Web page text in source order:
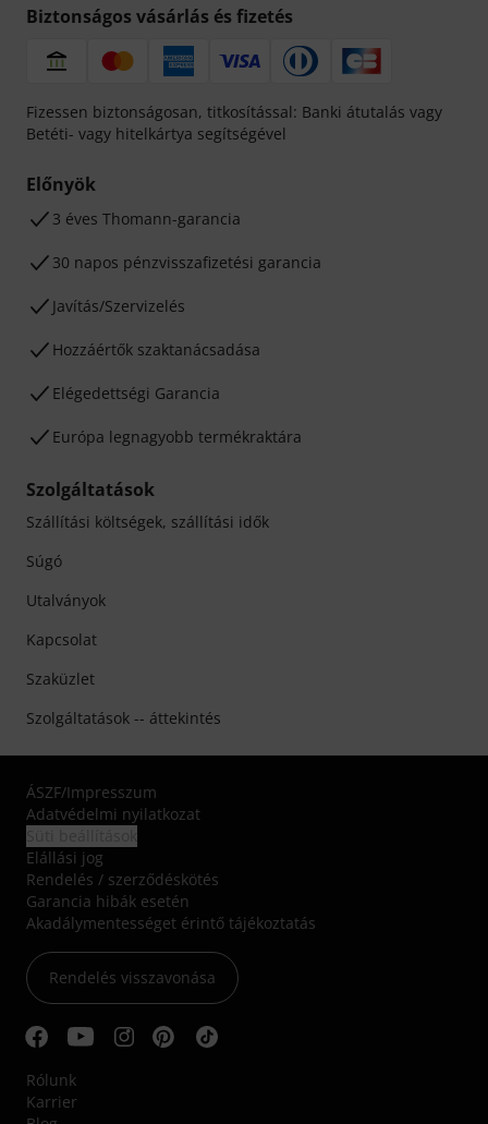
Biztonságos vásárlás és fizetés
Fizessen biztonságosan, titkosítással: Banki átutalás vagy
Betéti- vagy hitelkártya segítségével
Előnyök
3 éves Thomann-garancia
30 napos pénzvisszafizetési garancia
Javítás/Szervizelés
Hozzáértők szaktanácsadása
Elégedettségi Garancia
Európa legnagyobb termékraktára
Szolgáltatások
Szállítási költségek, szállítási idők
Súgó
Utalványok
Kapcsolat
Szaküzlet
Szolgáltatások -- áttekintés
ÁSZF/Impresszum
Adatvédelmi nyilatkozat
Elállási jog
Rendelés / szerződéskötés
Garancia hibák esetén
Akadálymentességet érintő tájékoztatás
Rendelés visszavonása
Rólunk
Karrier